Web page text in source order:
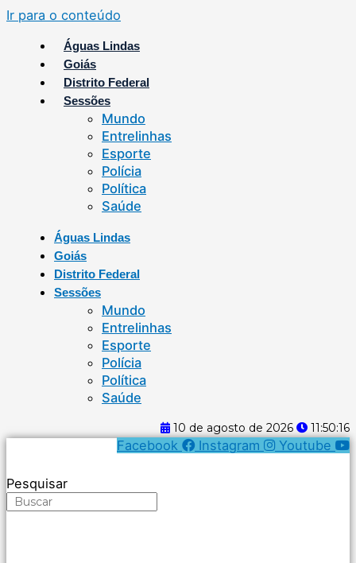
Ir para o conteúdo
Águas Lindas
Goiás
Distrito Federal
Sessões
Mundo
Entrelinhas
Esporte
Polícia
Política
Saúde
Águas Lindas
Goiás
Distrito Federal
Sessões
Mundo
Entrelinhas
Esporte
Polícia
Política
Saúde
10 de agosto de 2026 11:50:16
Facebook Instagram Youtube
Pesquisar